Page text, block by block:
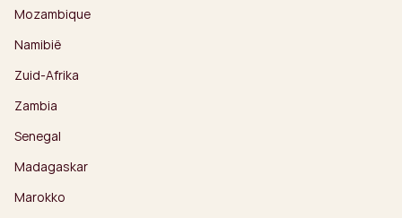
Mozambique
Namibië
Zuid-Afrika
Zambia
Senegal
Madagaskar
Marokko